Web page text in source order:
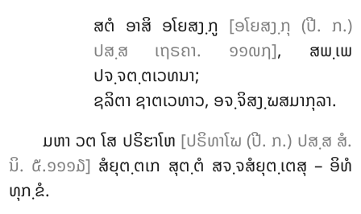
ສຕໍ ອາສິ ອໂຍສງ຺ກູ [ອໂຍສງ຺ກຸ (ປີ. ກ.)
ປສ຺ສ ເຖຣຄາ. ໑໑໙໗], ສພ຺ເພ
ປຈ຺ຈຕ຺ຕເວທນາ;
ຊລິຕາ ຊາຕເວທາວ, ອຈ຺ຈິສງ຺ຆສມາກຸລາ.
ມຫາ ວຕ ໂສ ປຣິຬາໂຫ [ປຣິທາໂຆ (ປີ. ກ.) ປສ຺ສ ສໍ.
ນິ. ໕.໑໑໑໓] ສໍຍຸຕ຺ຕເກ ສຸຕ຺ຕໍ ສຈ຺ຈສໍຍຸຕ຺ເຕສຸ – ອິທໍ
ທຸກ຺ຂໍ.